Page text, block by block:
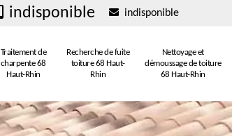
indisponible indisponible
Traitement de
charpente 68
Haut-Rhin
Recherche de fuite
toiture 68 Haut-
Rhin
Nettoyage et
démoussage de toiture
68 Haut-Rhin